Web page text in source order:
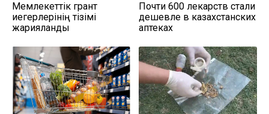
Мемлекеттік грант
иегерлерінің тізімі
жарияланды
Почти 600 лекарств стали
дешевле в казахстанских
аптеках